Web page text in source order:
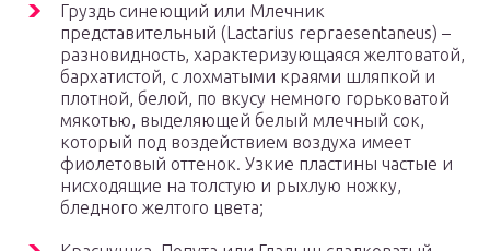
Груздь синеющий или Млечник
представительный (Lасtаrius rерrаеsentaneus) –
разновидность, характеризующаяся желтоватой,
бархатистой, с лохматыми краями шляпкой и
плотной, белой, по вкусу немного горьковатой
мякотью, выделяющей белый млечный сок,
который под воздействием воздуха имеет
фиолетовый оттенок. Узкие пластины частые и
нисходящие на толстую и рыхлую ножку,
бледного желтого цвета;